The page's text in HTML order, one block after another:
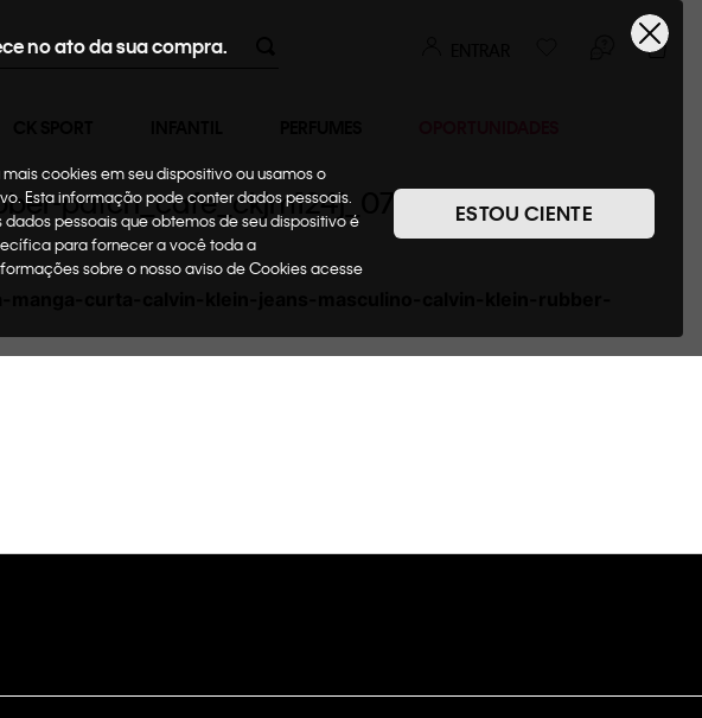
no ato da sua compra.
cookies em seu dispositivo ou usamos o
Esta informação pode conter dados pessoais.
pessoais que obtemos de seu dispositivo é
para fornecer a você toda a
sobre o nosso aviso de Cookies acesse
ESTOU CIENTE
patch_cafe_ckjm124j_0780